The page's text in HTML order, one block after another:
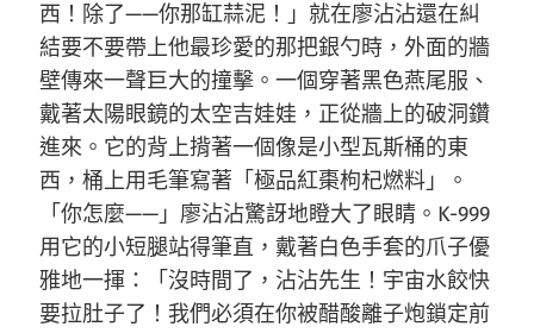
西！除了——你那缸蒜泥！」就在廖沾沾還在糾
結要不要帶上他最珍愛的那把銀勺時，外面的牆
壁傳來一聲巨大的撞擊。一個穿著黑色燕尾服、
戴著太陽眼鏡的太空吉娃娃，正從牆上的破洞鑽
進來。它的背上揹著一個像是小型瓦斯桶的東
西，桶上用毛筆寫著「極品紅棗枸杞燃料」。
「你怎麼——」廖沾沾驚訝地瞪大了眼睛。K-999
用它的小短腿站得筆直，戴著白色手套的爪子優
雅地一揮：「沒時間了，沾沾先生！宇宙水餃快
要拉肚子了！我們必須在你被醋酸離子炮鎖定前